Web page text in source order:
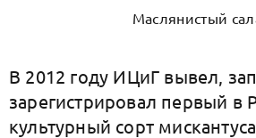
Маслянистый
В 2012 году ИЦиГ вывел,
зарегистрировал первый в
культурный сорт